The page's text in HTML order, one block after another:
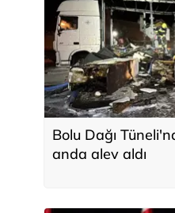
Bolu Dağı
anda alev aldı